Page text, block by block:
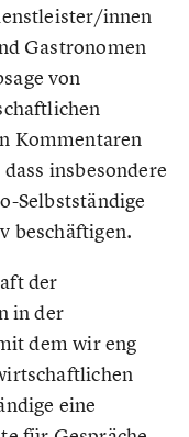
innen
Gastronomen
von
Kommentaren
insbesondere
Selbstständige
beschäftigen.
der
in der
dem wir eng
eine